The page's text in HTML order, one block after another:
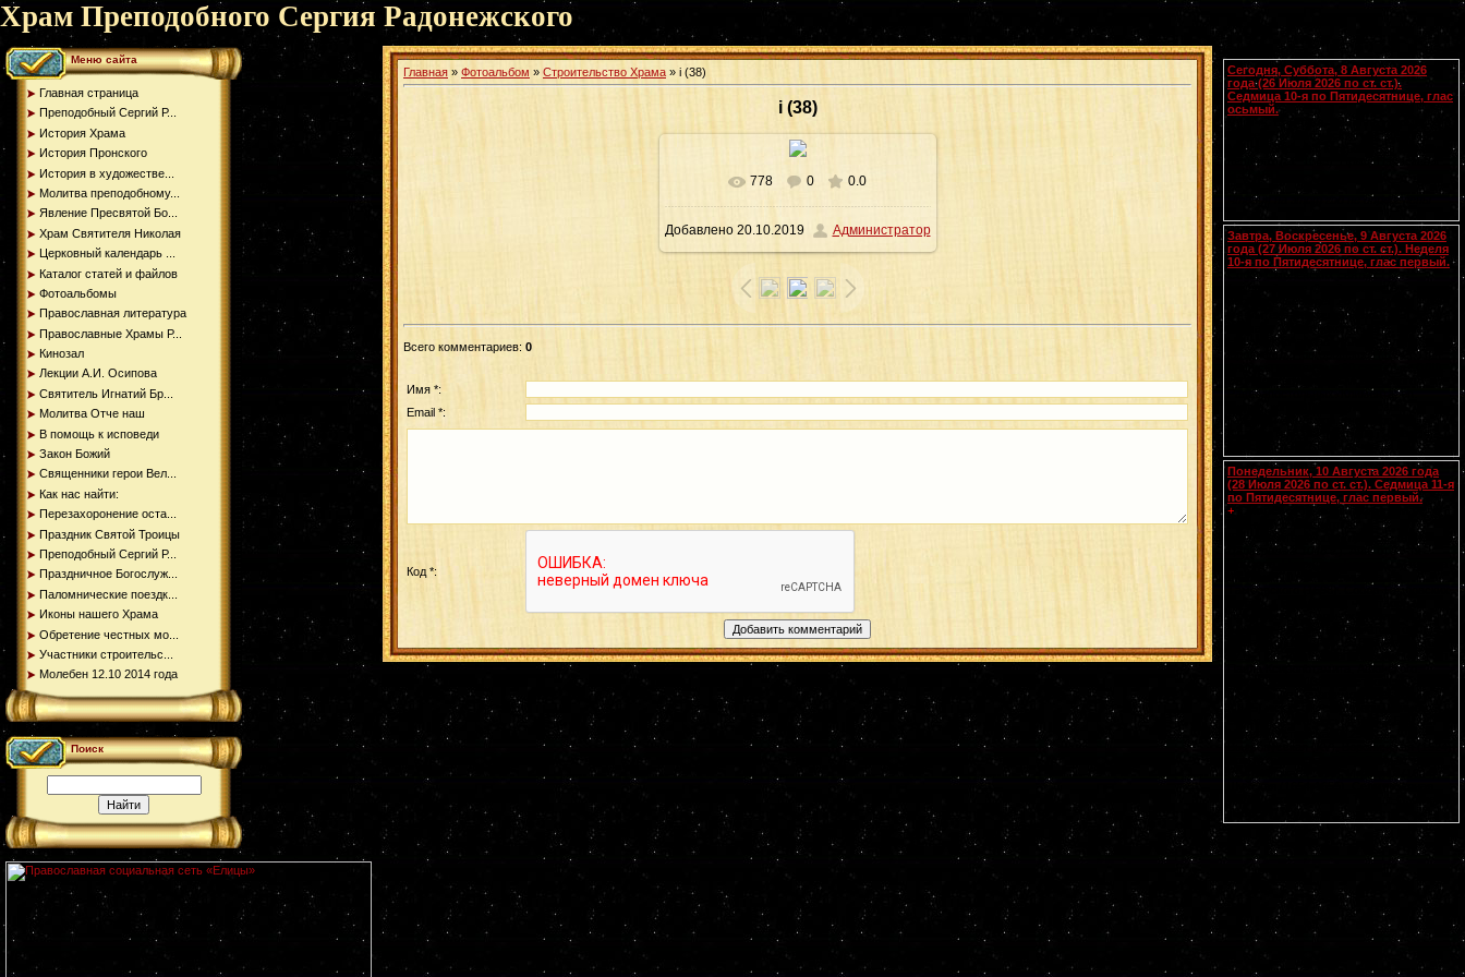
Храм Преподобного Сергия Радонежского
Меню сайта
Главная страница
Преподобный Сергий Р...
История Храма
История Пронского
История в художестве...
Молитва преподобному...
Явление Пресвятой Бо...
Храм Святителя Николая
Церковный календарь ...
Каталог статей и файлов
Фотоальбомы
Православная литература
Православные Храмы Р...
Кинозал
Лекции А.И. Осипова
Святитель Игнатий Бр...
Молитва Отче наш
В помощь к исповеди
Закон Божий
Священники герои Вел...
Как нас найти:
Перезахоронение оста...
Праздник Святой Троицы
Преподобный Сергий Р...
Праздничное Богослуж...
Паломнические поездк...
Иконы нашего Храма
Обретение честных мо...
Участники строительс...
Молебен 12.10 2014 года
Поиск
Главная » Фотоальбом » Строительство Храма » i (38)
i (38)
В реальном размере 960x1280
234.5Kb
778 0 0.0
Добавлено20.10.2019 Администратор
Всего комментариев: 0
Имя *:
Email *:
Код *:
Сегодня, Суббота, 8 Августа 2026
года (26 Июля 2026 по ст. ст.).
Седмица 10-я по Пятидесятнице, глас
осьмый.
Сщмчч. Ермолая, Ермиппа и Ермократа,
иереев Никомидийских (ок. 305). Прп.
Моисея Угрина, Печерского, в Ближних
пещерах (ок. 1043). Прмц. Параскевы
Чтения на этот год не определены
Завтра, Воскресенье, 9 Августа 2026
года (27 Июля 2026 по ст. ст.). Неделя
10-я по Пятидесятнице, глас первый.
Собор Смоленских святых
[.:]
Пантелеимона
Германа Аляскинского (1837). Блж.
Николая Кочанова, Христа ради
юродивого, Новгородского (1392). Прп.
Равноапостольных: Климента, еп.
Горазда и Ангеляра, учеников свв.
Кирилла и Мефодия (Болг.
Христодула (1777) (
Греч.
Понедельник, 10 Августа 2026 года
(28 Июля 2026 по ст. ст.). Седмица 11-я
по Пятидесятнице, глас первый.
+
Смоленской
иконы Божией Матери,
именуемой Одигитрия
(Путеводительница) (
принесена из
Царьграда в 1046 г.
). Апп. от 70-ти
диаконов (I). Свт. Питирима, еп.
Тамбовского (1698). Собор Тамбовских
Печерского, в Дальних пещерах (XIII-
XIV). Мчч. Иулиана Далматского (II),
Евстафия воина (ок. 316) и Акакия (ок.
321). Прп. Ирины, Каппадокийской. Прп.
Павла Ксиропотамита, Афонского.
и Умиление Серафимо-Дивеевской
(1885) икон Божией Матери. Чтимые
списки со Смоленской иконы Божией
Матери: Устюжская (1290),
Выдропусская (XV), Воронинская (1524),
(XVI), Югская (1615), Игрицкая (1624),
Лавре) (1730).